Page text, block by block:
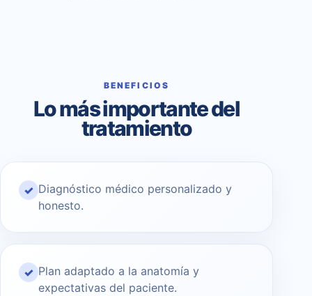
BENEFICIOS
Lo más importante del
tratamiento
✓ Diagnóstico médico personalizado y
honesto.
✓ Plan adaptado a la anatomía y
expectativas del paciente.